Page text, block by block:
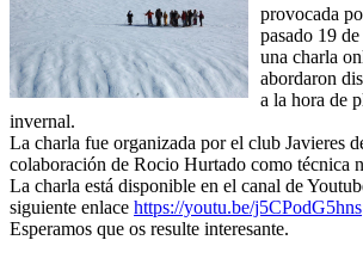
provocada
pasado 19
una charla
abordaron
a la hora de
invernal.
La charla fue organizada por el club Javieres
colaboración de Rocio Hurtado como técnica
La charla está disponible en el canal de
siguiente enlace https://youtu.be/j5CPodG5hns
Esperamos que os resulte interesante.